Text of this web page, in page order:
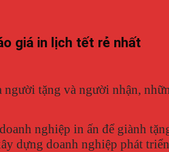
giá in lịch tết rẻ nhất
tặng và người nhận,
nghiệp in ấn để giành
dựng doanh nghiệp phát